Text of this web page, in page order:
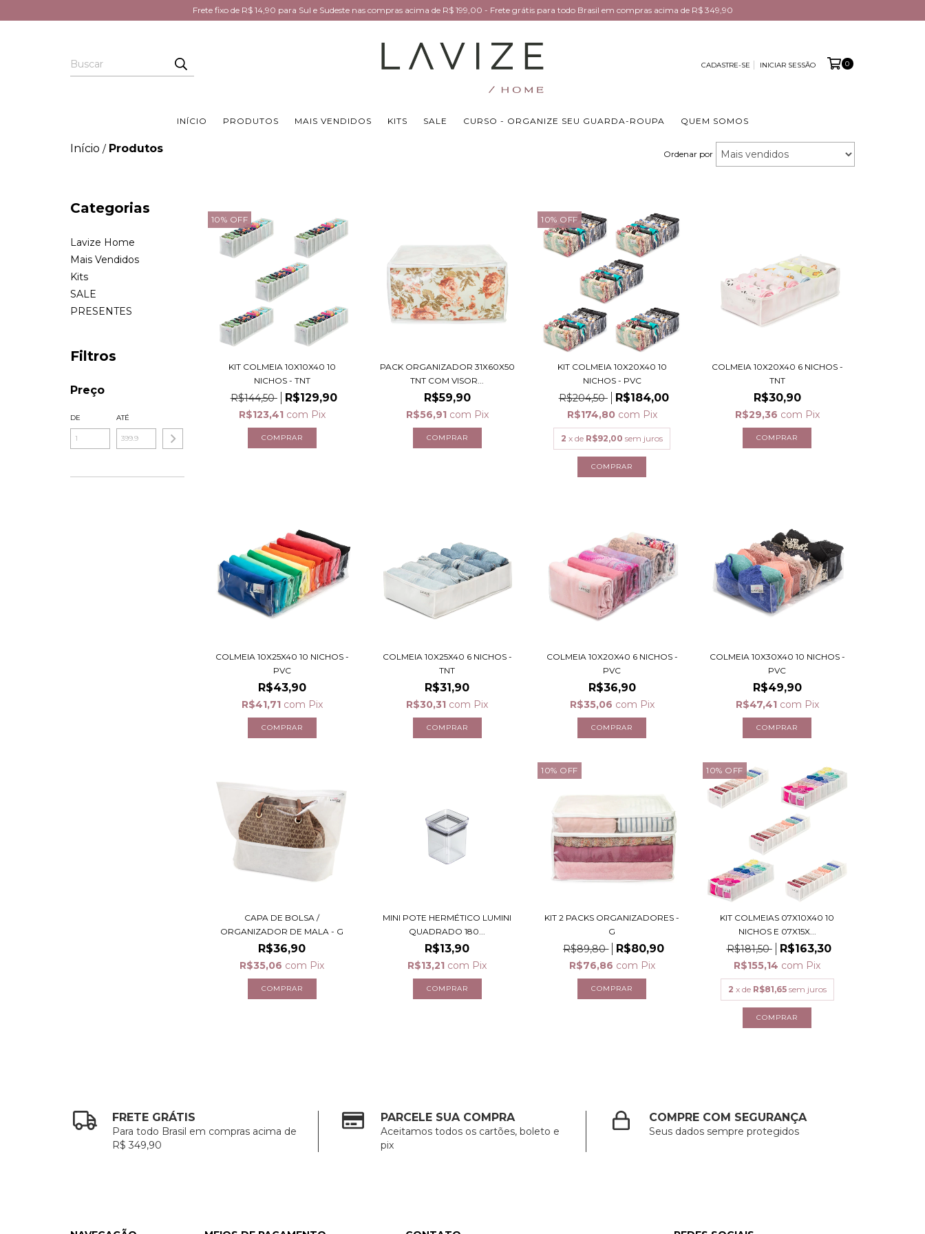
Frete fixo de R$ 14,90 para Sul e Sudeste nas compras acima de R$ 199,00 - Frete grátis para todo Brasil em compras acima de R$ 349,90
CADASTRE-SE INICIAR SESSÃO 0
INÍCIO PRODUTOS MAIS VENDIDOS KITS SALE CURSO - ORGANIZE SEU GUARDA-ROUPA QUEM SOMOS
Início / Produtos Ordenar por
Categorias
Lavize Home
Mais Vendidos
Kits
SALE
PRESENTES
Filtros
Preço
DE ATÉ
10% OFF
KIT COLMEIA 10X10X40 10
NICHOS - TNT
R$144,50 R$129,90
R$123,41 com Pix
PACK ORGANIZADOR 31X60X50
TNT COM VISOR...
R$59,90
R$56,91 com Pix
10% OFF
KIT COLMEIA 10X20X40 10
NICHOS - PVC
R$204,50 R$184,00
R$174,80 com Pix
2 x de R$92,00 sem juros
COLMEIA 10X20X40 6 NICHOS -
TNT
R$30,90
R$29,36 com Pix
COLMEIA 10X25X40 10 NICHOS -
PVC
R$43,90
R$41,71 com Pix
COLMEIA 10X25X40 6 NICHOS -
TNT
R$31,90
R$30,31 com Pix
COLMEIA 10X20X40 6 NICHOS -
PVC
R$36,90
R$35,06 com Pix
COLMEIA 10X30X40 10 NICHOS -
PVC
R$49,90
R$47,41 com Pix
CAPA DE BOLSA /
ORGANIZADOR DE MALA - G
R$36,90
R$35,06 com Pix
MINI POTE HERMÉTICO LUMINI
QUADRADO 180...
R$13,90
R$13,21 com Pix
10% OFF
KIT 2 PACKS ORGANIZADORES -
G
R$89,80 R$80,90
R$76,86 com Pix
10% OFF
KIT COLMEIAS 07X10X40 10
NICHOS E 07X15X...
R$181,50 R$163,30
R$155,14 com Pix
2 x de R$81,65 sem juros
FRETE GRÁTIS
Para todo Brasil em compras acima de
R$ 349,90
PARCELE SUA COMPRA
Aceitamos todos os cartões, boleto e
pix
COMPRE COM SEGURANÇA
Seus dados sempre protegidos